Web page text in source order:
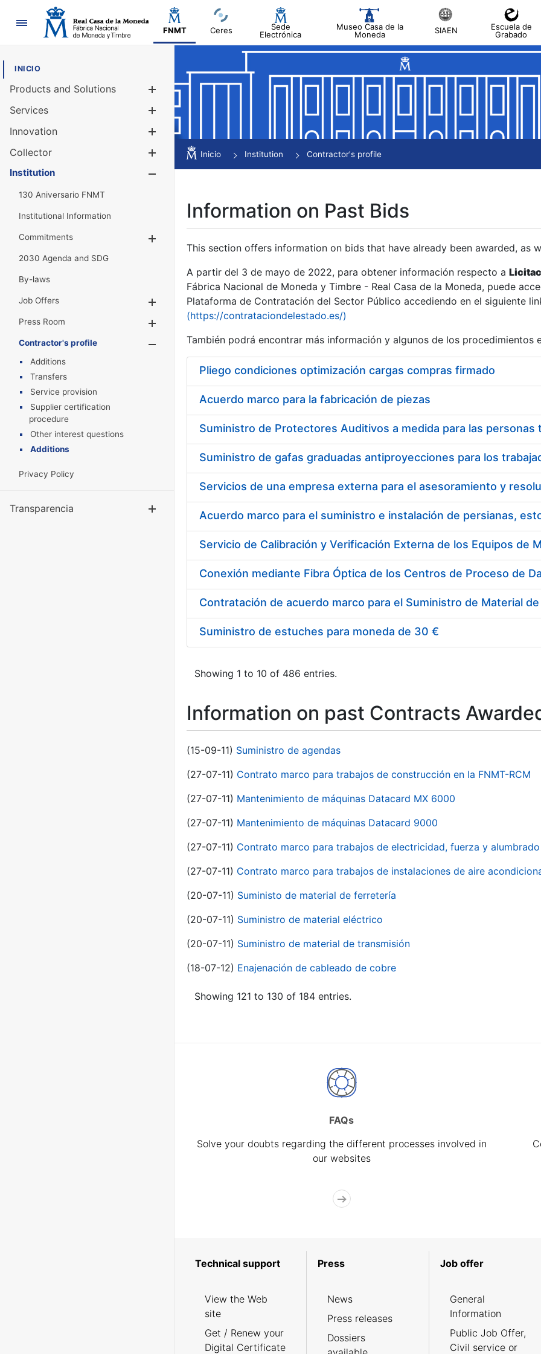
Navigation
FNMT Ceres
Sede
Electrónica
Museo Casa de la
Moneda
SIAEN
Escuela de
Grabado
INICIO
Products and Solutions
Services
Innovation
Collector
Show/Hide
Institution
130 Aniversario FNMT
Institutional Information
Commitments
2030 Agenda and SDG
By-laws
Job Offers
Show/Hide
Press Room
Show/Hide
Contractor's profile
Show/Hide
Additions
Transfers
Service provision
Supplier certification
procedure
Other interest questions
Additions
Privacy Policy
Transparencia Show/Hide
Inicio Institution Contractor's profile
Information on Past Bids
This section offers information on bids that have already been awarded, as
A partir del 3 de mayo de 2022, para obtener información respecto a
Fábrica Nacional de Moneda y Timbre - Real Casa de la Moneda, puede
Plataforma de Contratación del Sector Público accediendo en el siguiente
(https://contrataciondelestado.es/)
También podrá encontrar más información y algunos de los procedimientos
Pliego condiciones optimización cargas compras firmado
Acuerdo marco para la fabricación de piezas
Acuerdo marco para el suministro e instalación de persianas,
Suministro de estuches para moneda de 30 €
Showing 1 to 10 of 486 entries.
Information on past Contracts
(15-09-11) Suministro de agendas
(27-07-11) Contrato marco para trabajos de construcción en la FNMT-RCM
(27-07-11) Mantenimiento de máquinas Datacard MX 6000
(27-07-11) Mantenimiento de máquinas Datacard 9000
(27-07-11) Contrato marco para trabajos de electricidad, fuerza y alumbrado
(27-07-11) Contrato marco para trabajos de instalaciones de aire
(20-07-11) Suministo de material de ferretería
(20-07-11) Suministro de material eléctrico
(20-07-11) Suministro de material de transmisión
(18-07-12) Enajenación de cableado de cobre
Showing 121 to 130 of 184 entries.
FAQs
Solve your doubts regarding the different processes involved in
our websites
Technical support
View the Web
site
Get / Renew your
Digital Certificate
Press
News
Press releases
Dossiers
Job offer
General
Information
Public Job Offer,
Civil service or